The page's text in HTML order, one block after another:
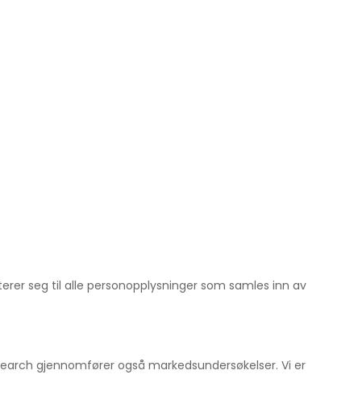
seg til alle personopplysninger som samles inn av
gjennomfører også markedsundersøkelser. Vi er